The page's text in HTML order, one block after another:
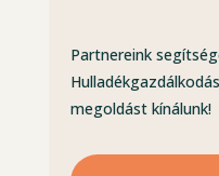
Partnereink
megoldást kínálunk!